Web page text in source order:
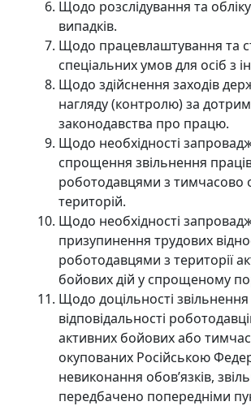
Щодо розслідування та
випадків.
Щодо працевлаштування та
спеціальних умов для осіб з
Щодо здійснення заходів
нагляду (контролю) за
законодавства про працю.
Щодо необхідності
спрощення звільнення
роботодавцями з тимчасово
територій.
Щодо необхідності
призупинення трудових
роботодавцями з території
бойових дій у спрощеному
Щодо доцільності
відповідальності
активних бойових або
окупованих Російською
невиконання обов’язків,
передбачено попередніми